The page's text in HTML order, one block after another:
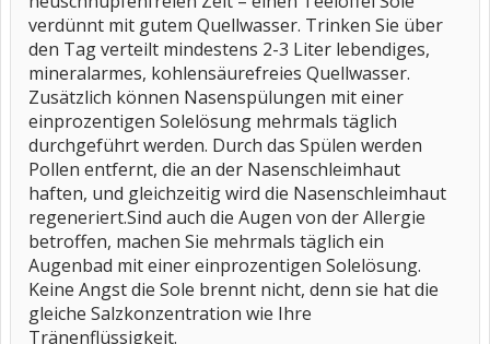
verdünnt mit gutem Quellwasser. Trinken Sie über
den Tag verteilt mindestens 2-3 Liter lebendiges,
mineralarmes, kohlensäurefreies Quellwasser.
Zusätzlich können Nasenspülungen mit einer
einprozentigen Solelösung mehrmals täglich
durchgeführt werden. Durch das Spülen werden
Pollen entfernt, die an der Nasenschleimhaut
haften, und gleichzeitig wird die Nasenschleimhaut
regeneriert.Sind auch die Augen von der Allergie
betroffen, machen Sie mehrmals täglich ein
Augenbad mit einer einprozentigen Solelösung.
Keine Angst die Sole brennt nicht, denn sie hat die
gleiche Salzkonzentration wie Ihre
Tränenflüssigkeit.